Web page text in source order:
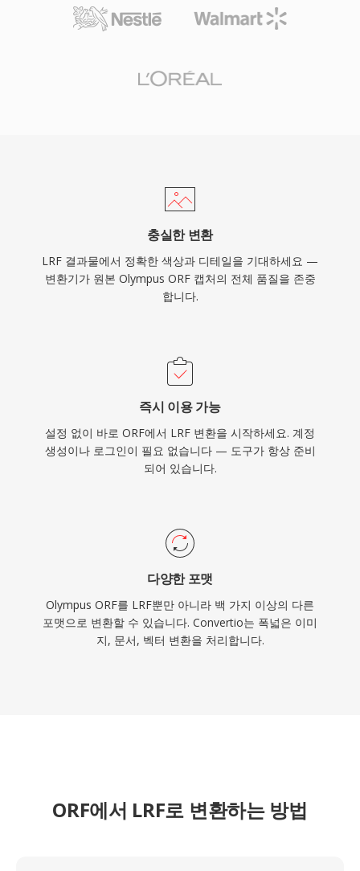
충실한 변환
LRF 결과물에서 정확한 색상과 디테일을 기대하세요 —
변환기가 원본 Olympus ORF 캡처의 전체 품질을 존중
합니다.
즉시 이용 가능
설정 없이 바로 ORF에서 LRF 변환을 시작하세요. 계정
생성이나 로그인이 필요 없습니다 — 도구가 항상 준비
되어 있습니다.
다양한 포맷
Olympus ORF를 LRF뿐만 아니라 백 가지 이상의 다른
포맷으로 변환할 수 있습니다. Convertio는 폭넓은 이미
지, 문서, 벡터 변환을 처리합니다.
ORF에서 LRF로 변환하는 방법